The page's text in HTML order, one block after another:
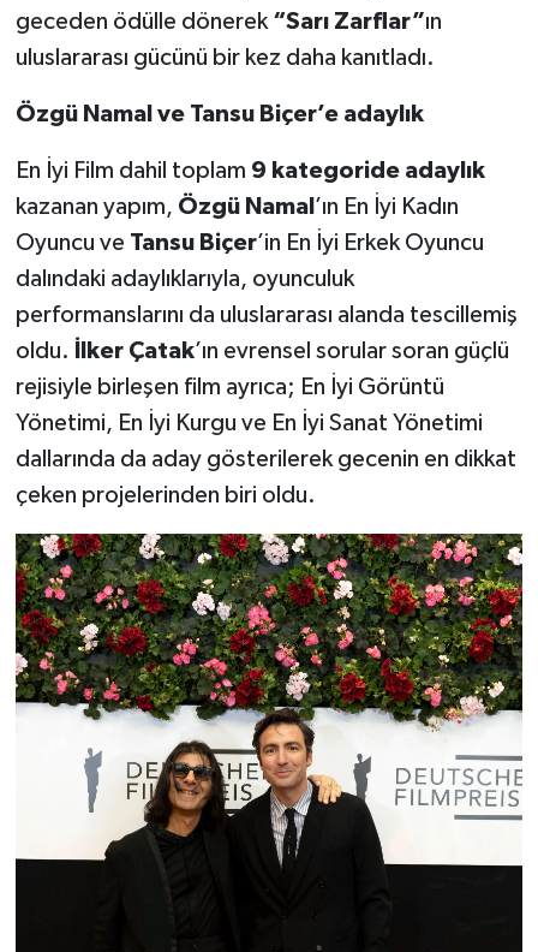
geceden ödülle dönerek “Sarı Zarflar”ın
uluslararası gücünü bir kez daha kanıtladı.
Özgü Namal ve Tansu Biçer’e adayl ık
En İyi Film dahil toplam 9 kategoride adayl ık
kazanan yapım, Özgü Namal ’ın En İyi Kadın
Oyuncu ve Tansu Biçer’in En İyi Erkek Oyuncu
dalındaki adaylıklarıyla, oyunculuk
performanslarını da uluslararası alanda tescillemiş
oldu.
lker Çatak’ın evrensel sorular soran güçlü
rejisiyle birleşen film ayrıca; En İyi Görüntü
Yönetimi, En İyi Kurgu ve En İyi Sanat Yönetimi
dallarında da aday gösterilerek gecenin en dikkat
çeken projelerinden biri oldu.